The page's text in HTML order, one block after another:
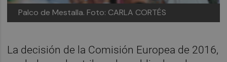
Palco de Mestalla. Foto: CARLA CORTÉS
La decisión de la Comisión Europea de 2016,